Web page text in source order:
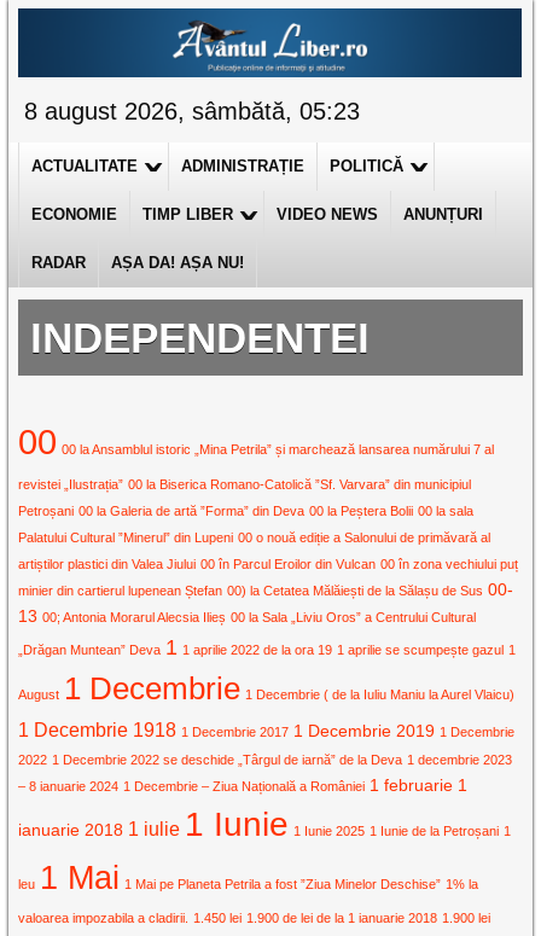
8 august 2026, sâmbătă, 05:23
ACTUALITATE ADMINISTRAȚIE POLITICĂ
ECONOMIE TIMP LIBER VIDEO NEWS ANUNȚURI
RADAR AȘA DA! AȘA NU!
INDEPENDENTEI
00 00 la Ansamblul istoric „Mina Petrila” și marchează lansarea numărului 7 al
revistei „Ilustrația” 00 la Biserica Romano-Catolică ”Sf. Varvara” din municipiul
Petroșani 00 la Galeria de artă ”Forma” din Deva 00 la Peștera Bolii 00 la sala
Palatului Cultural ”Minerul” din Lupeni 00 o nouă ediție a Salonului de primăvară al
artiștilor plastici din Valea Jiului 00 în Parcul Eroilor din Vulcan 00 în zona vechiului puț
minier din cartierul lupenean Ștefan 00) la Cetatea Mălăiești de la Sălașu de Sus 00-
13 00; Antonia Morarul Alecsia Ilieș 00 la Sala „Liviu Oros” a Centrului Cultural
„Drăgan Muntean” Deva 1 1 aprilie 2022 de la ora 19 1 aprilie se scumpește gazul 1
August 1 Decembrie 1 Decembrie ( de la Iuliu Maniu la Aurel Vlaicu)
1 Decembrie 1918 1 Decembrie 2017 1 Decembrie 2019 1 Decembrie
2022 1 Decembrie 2022 se deschide „Târgul de iarnă” de la Deva 1 decembrie 2023
– 8 ianuarie 2024 1 Decembrie – Ziua Națională a României 1 februarie 1
ianuarie 2018 1 iulie 1 Iunie 1 Iunie 2025 1 Iunie de la Petroșani 1
leu 1 Mai 1 Mai pe Planeta Petrila a fost ”Ziua Minelor Deschise” 1% la
valoarea impozabila a cladirii. 1.450 lei 1.900 de lei de la 1 ianuarie 2018 1.900 lei